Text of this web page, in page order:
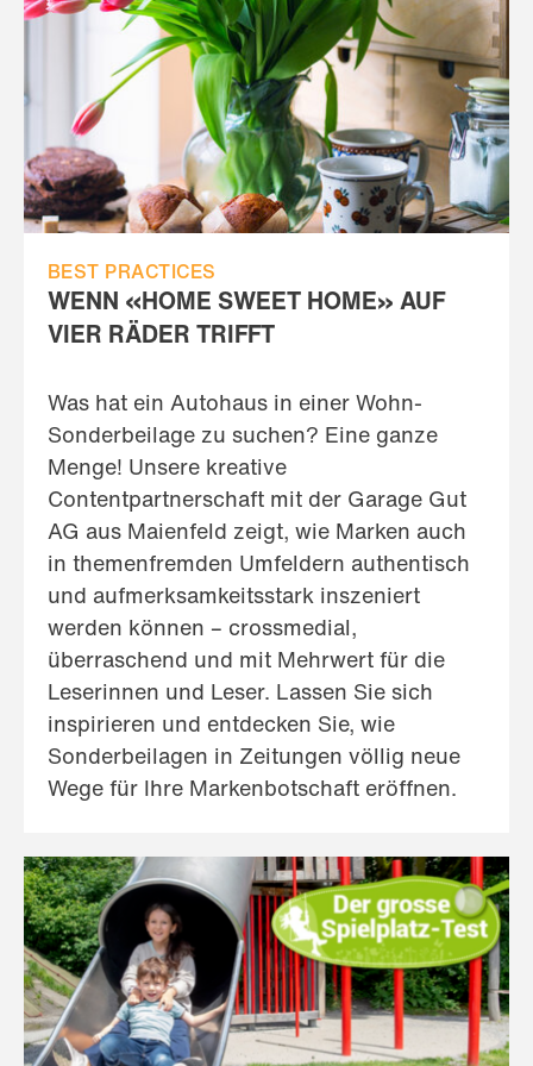
BEST PRACTICES
WENN «HOME SWEET HOME» AUF
VIER RÄDER TRIFFT
Was hat ein Autohaus in einer Wohn-
Sonderbeilage zu suchen? Eine ganze
Menge! Unsere kreative
Contentpartnerschaft mit der Garage Gut
AG aus Maienfeld zeigt, wie Marken auch
in themenfremden Umfeldern authentisch
und aufmerksamkeitsstark inszeniert
werden können – crossmedial,
überraschend und mit Mehrwert für die
Leserinnen und Leser. Lassen Sie sich
inspirieren und entdecken Sie, wie
Sonderbeilagen in Zeitungen völlig neue
Wege für Ihre Markenbotschaft eröffnen.